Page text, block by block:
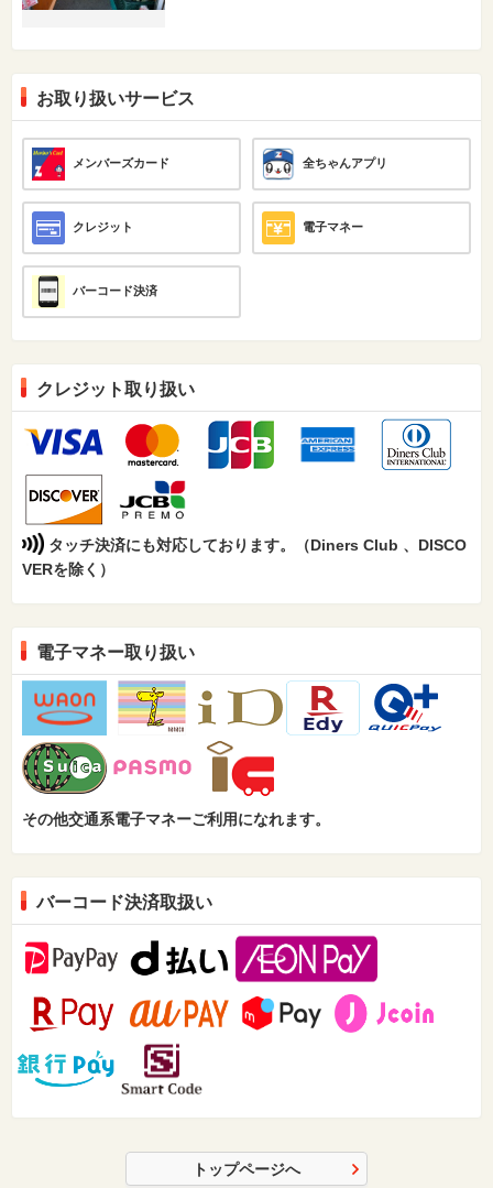
お取り扱いサービス
メンバーズカード 全ちゃんアプリ
クレジット 電子マネー
バーコード決済
クレジット取り扱い
タッチ決済にも対応しております。（Diners Club 、DISCO
VERを除く）
電子マネー取り扱い
その他交通系電子マネーご利用になれます。
バーコード決済取扱い
トップページへ